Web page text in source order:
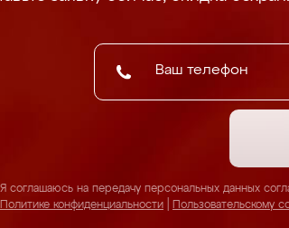
Я соглашаюсь на передачу персональных данных
Политике конфиденциальности
Пользовательскому